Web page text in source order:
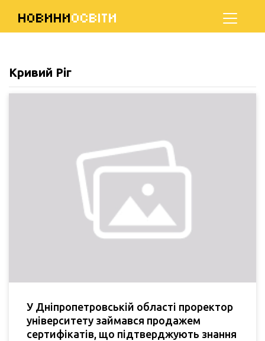
НОВИНИОСВІТИ
Кривий Ріг
У Дніпропетровській області проректор
університету займався продажем
сертифікатів, що підтверджують знання